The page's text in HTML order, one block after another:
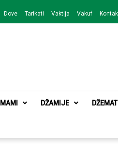
Dove Tarikati Vaktija Vakuf
IMAMI DŽAMIJE DŽEMATI